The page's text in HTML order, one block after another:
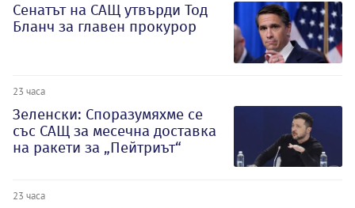
Сенатът на САЩ утвърди Тод
Бланч за главен прокурор
23 часа
Зеленски: Споразумяхме се
със САЩ за месечна доставка
на ракети за „Пейтриът“
23 часа